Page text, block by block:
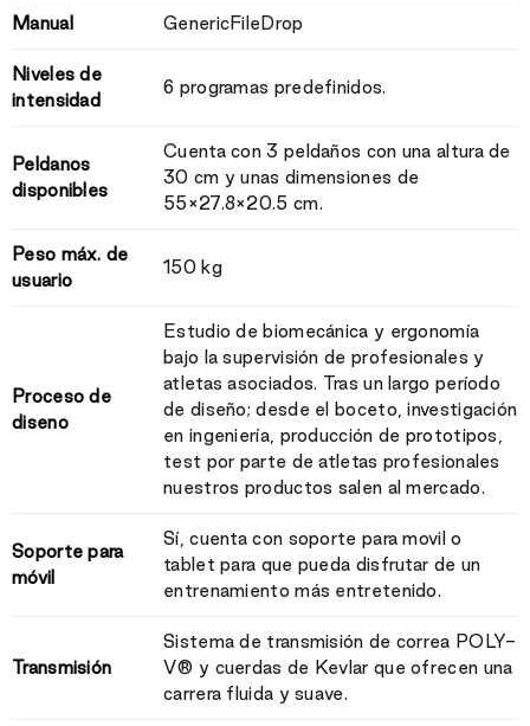
Manual GenericFileDrop
Niveles de
intensidad
6 programas predefinidos.
Peldanos
disponibles
Cuenta con 3 peldaños con una altura de
30 cm y unas dimensiones de
55×27.8×20.5 cm.
Peso máx. de
usuario
150 kg
Proceso de
diseno
Estudio de biomecánica y ergonomía
bajo la supervisión de profesionales y
atletas asociados. Tras un largo período
de diseño; desde el boceto, investigación
en ingeniería, producción de prototipos,
test por parte de atletas profesionales
nuestros productos salen al mercado.
Soporte para
móvil
Sí, cuenta con soporte para movil o
tablet para que pueda disfrutar de un
entrenamiento más entretenido.
Transmisión
Sistema de transmisión de correa POLY-
V® y cuerdas de Kevlar que ofrecen una
carrera fluida y suave.